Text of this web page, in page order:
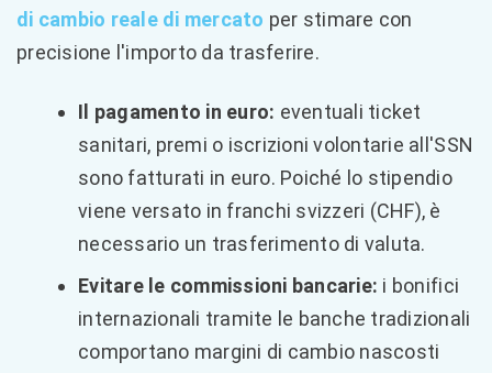
di cambio reale di mercato per stimare con
precisione l'importo da trasferire.
Il pagamento in euro: eventuali ticket
sanitari, premi o iscrizioni volontarie all'SSN
sono fatturati in euro. Poiché lo stipendio
viene versato in franchi svizzeri (CHF), è
necessario un trasferimento di valuta.
Evitare le commissioni bancarie: i bonifici
internazionali tramite le banche tradizionali
comportano margini di cambio nascosti